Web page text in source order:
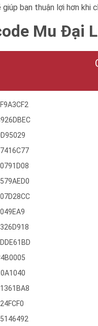
giúp bạn thuận lợi hơn khi
Mu Đại